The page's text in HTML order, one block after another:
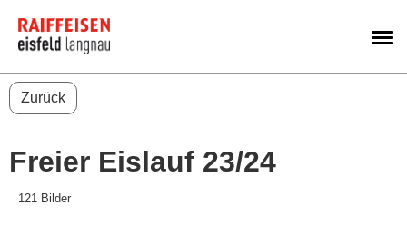
Zurück
Freier Eislauf 23/24
121 Bilder